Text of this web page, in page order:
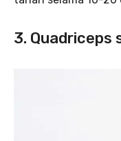
3. Quadriceps